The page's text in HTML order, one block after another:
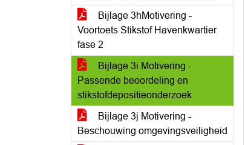
Bijlage 3hMotivering -
Voortoets Stikstof Havenkwartier
fase 2
Bijlage 3i Motivering -
Passende beoordeling en
stikstofdepositieonderzoek
Bijlage 3j Motivering -
Beschouwing omgevingsveiligheid